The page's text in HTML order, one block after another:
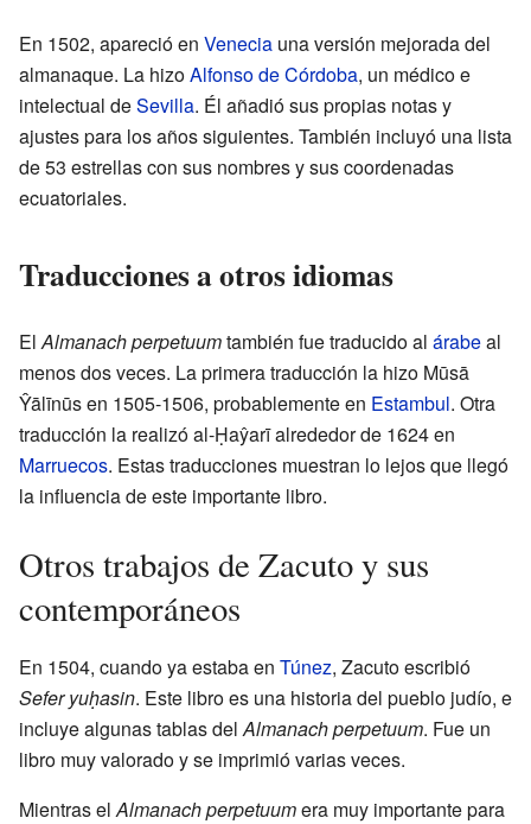
En 1502, apareció en Venecia una versión mejorada del
almanaque. La hizoAlfonso de Córdoba, un médico e
intelectual deSevilla. Él añadió sus propias notas y
ajustes para los años siguientes. También incluyó una lista
de 53 estrellas con sus nombres y sus coordenadas
ecuatoriales.
Traducciones a otros idiomas
El Almanach perpetuumtambién fue traducido al árabeal
menos dos veces. La primera traducción la hizo Mūsā
Ŷālīnūs en 1505-1506, probablemente en Estambul. Otra
traducción la realizó al-Ḥaŷarī alrededor de 1624 en
Marruecos. Estas traducciones muestran lo lejos que llegó
la influencia de este importante libro.
Otros trabajos de Zacuto y sus
contemporáneos
En 1504, cuando ya estaba en Túnez, Zacuto escribió
Sefer yuḥasin. Este libro es una historia del pueblo judío, e
incluye algunas tablas del Almanach perpetuum. Fue un
libro muy valorado y se imprimió varias veces.
Mientras el Almanach perpetuumera muy importante para